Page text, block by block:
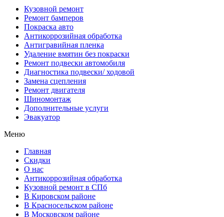
Кузовной ремонт
Ремонт бамперов
Покраска авто
Антикоррозийная обработка
Антигравийная пленка
Удаление вмятин без покраски
Ремонт подвески автомобиля
Диагностика подвески/ ходовой
Замена сцепления
Ремонт двигателя
Шиномонтаж
Дополнительные услуги
Эвакуатор
Меню
Главная
Скидки
О нас
Антикоррозийная обработка
Кузовной ремонт в СПб
В Кировском районе
В Красносельском районе
В Московском районе